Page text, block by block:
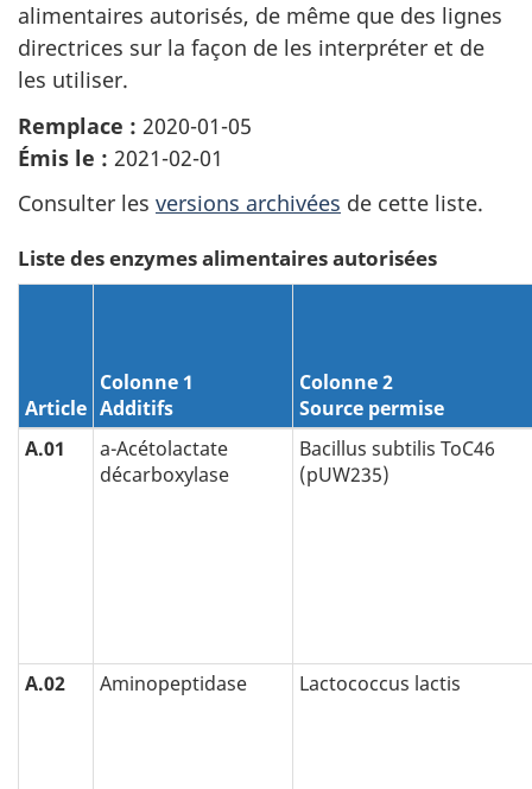
alimentaires autorisés, de même que des lignes
directrices sur la façon de les interpréter et de
les utiliser.
Remplace : 2020-01-05
Émis le : 2021-02-01
Consulter les versions archivées de cette liste.
Liste des enzymes alimentaires autorisées
Article
Colonne 1
Additifs
Colonne 2
Source permise
A.01
a-Acétolactate
décarboxylase
Bacillus subtilis ToC46
(pUW235)
A.02 Aminopeptidase Lactococcus lactis